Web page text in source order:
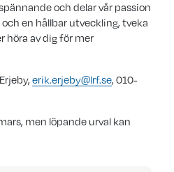
och delar vår passion
en hållbar utveckling, tveka
höra av dig för mer
erik.erjeby@lrf.se, 010-
men löpande urval kan